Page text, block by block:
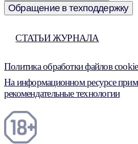
Обращение в техподдержку
СТАТЬИ ЖУРНАЛА
Политика обработки файлов cookie
На информационном ресурсе
рекомендательные технологии